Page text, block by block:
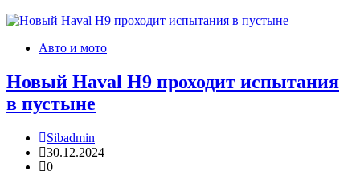
Авто и мото
Новый Haval H9 проходит испытания
в пустыне
Sibadmin
30.12.2024
0